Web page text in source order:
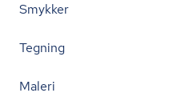
Smykker
Tegning
Maleri